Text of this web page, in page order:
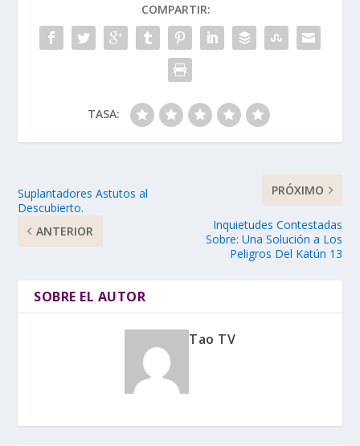
COMPARTIR:
TASA:
Suplantadores Astutos al
Descubierto.
ANTERIOR
PRÓXIMO
Inquietudes Contestadas
Sobre: Una Solución a Los
Peligros Del Katún 13
SOBRE EL AUTOR
Tao TV